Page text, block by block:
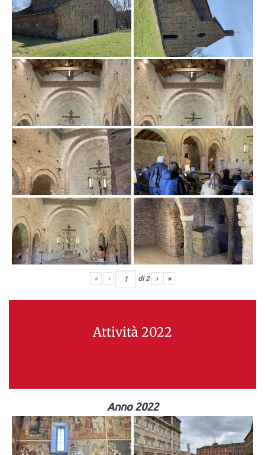
« ‹ di2 › »
Attività 2022
Anno 2022